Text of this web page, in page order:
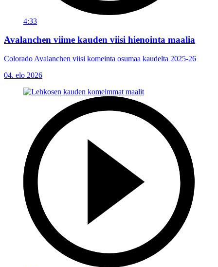
4:33
Avalanchen viime kauden viisi hienointa maalia
Colorado Avalanchen viisi komeinta osumaa kaudelta 2025-26
04. elo 2026